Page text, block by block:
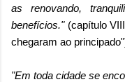
as renovando,
benefícios."(capítulo
chegaram ao
"Em toda cidade se